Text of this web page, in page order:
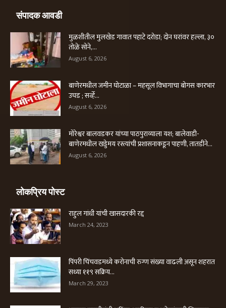
संपादक आवडी
मुळशीतील मुलखेड गावात पहाटे दरोडा; दोन घरांवर हल्ला, ३०
तोळे सोने,...
August 6, 2026
बाणेरमधील जमीन घोटाळा – महसूल विभागाचा बोगस कारभार
उघड ; सर्व्हे...
August 6, 2026
मोरेश्वर बालवडकर यांच्या पाठपुराव्याला यश; बालेवाडी-
बाणेरमधील खड्डेमय रस्त्यांची प्रशासनाकडून पाहणी, तातडीने...
August 6, 2026
लोकप्रिय पोस्ट
राहुल गांधी यांची खासदारकी रद्द
March 24, 2023
पिंपरी चिंचवडमध्ये करोनाची रुग्ण संख्या वाढली असून शहरात
सध्या ११९ सक्रिय...
March 29, 2023